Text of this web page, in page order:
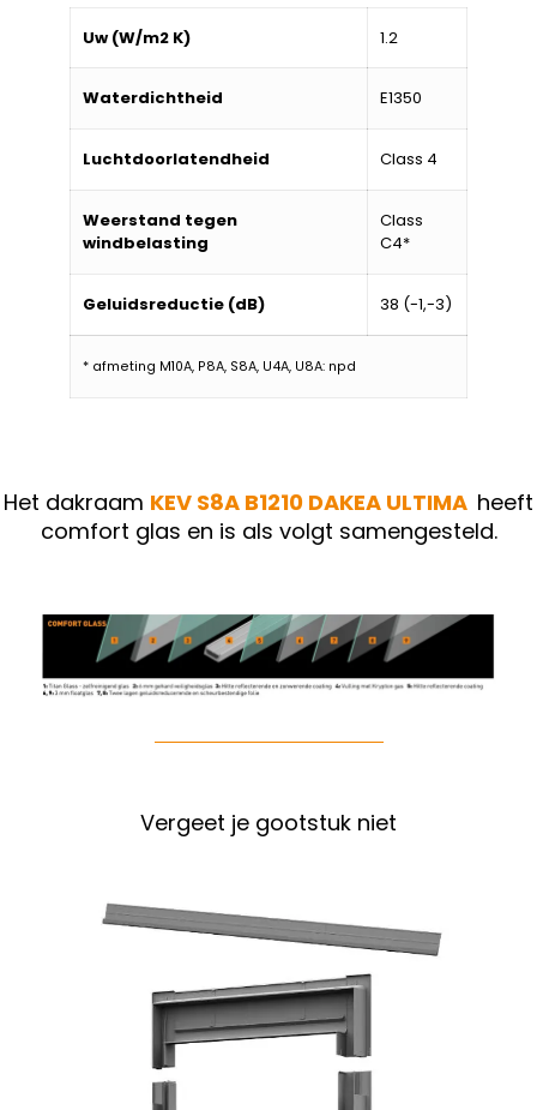
Uw (W/m2 K) 1.2
Waterdichtheid E1350
Luchtdoorlatendheid Class 4
Weerstand tegen
windbelasting
Class
C4*
Geluidsreductie (dB) 38 (-1,-3)
* afmeting M10A, P8A, S8A, U4A, U8A: npd
Het dakraam KEV S8A B1210 DAKEA ULTIMA heeft
comfort glas en is als volgt samengesteld.
Vergeet je gootstuk niet